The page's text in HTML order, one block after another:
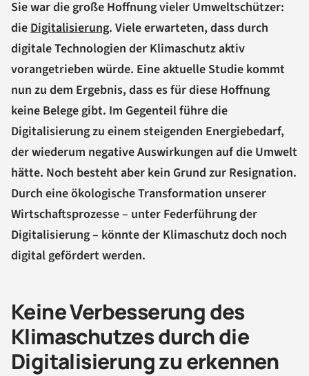
Sie war die große Hoffnung vieler Umweltschützer:
die Digitalisierung. Viele erwarteten, dass durch
digitale Technologien der Klimaschutz aktiv
vorangetrieben würde. Eine aktuelle Studie kommt
nun zu dem Ergebnis, dass es für diese Hoffnung
keine Belege gibt. Im Gegenteil führe die
Digitalisierung zu einem steigenden Energiebedarf,
der wiederum negative Auswirkungen auf die Umwelt
hätte. Noch besteht aber kein Grund zur Resignation.
Durch eine ökologische Transformation unserer
Wirtschaftsprozesse – unter Federführung der
Digitalisierung – könnte der Klimaschutz doch noch
digital gefördert werden.
Keine Verbesserung des
Klimaschutzes durch die
Digitalisierung zu erkennen